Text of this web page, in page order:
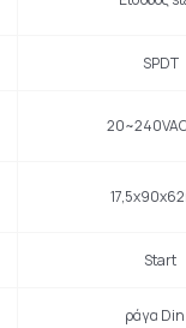
SPDT
Start
ράγα